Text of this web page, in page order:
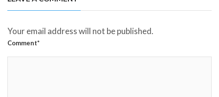
Your email address will not be published.
Comment*